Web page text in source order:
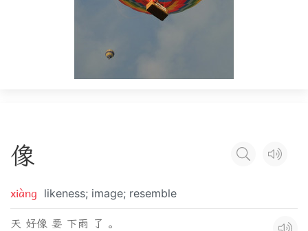
像
xiàng likeness; image; resemble
天 好像 要 下雨 了 。